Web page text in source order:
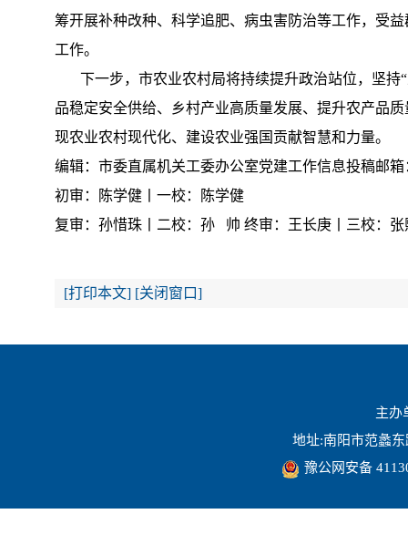
筹开展补种改种、科学追肥、病虫害防治等工作，受
工作。
下一步，市农业农村局将持续提升政治站位，坚持“
品稳定安全供给、乡村产业高质量发展、提升农产品
现农业农村现代化、建设农业强国贡献智慧和力量。
编辑：市委直属机关工委办公室党建工作信息投稿邮箱
初审：陈学健丨一校：陈学健
复审：孙惜珠丨二校：孙 帅 终审：王长庚丨三校：张
[打印本文] [关闭窗口]
主办
地址:南阳市范蠡
豫公网安备